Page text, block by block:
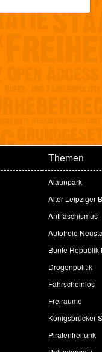
Themen
Alaunpark
Alter Leipziger
Antifaschismus
Autofreie
Bunte Republik
Drogenpolitik
Fahrscheinlos
Freiräume
Königsbrücker
Piratenfreifunk